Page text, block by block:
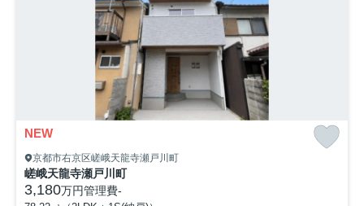
NEW
京都市右京区嵯峨天龍寺瀬戸川町
嵯峨天龍寺瀬戸川町
3,180万円管理費-